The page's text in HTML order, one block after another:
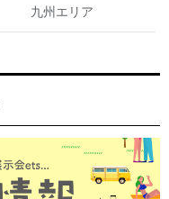
九州エリア